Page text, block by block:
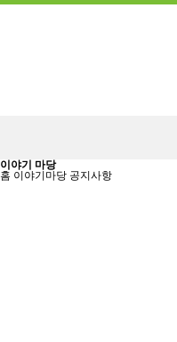
이야기 마당
홈 이야기마당 공지사항